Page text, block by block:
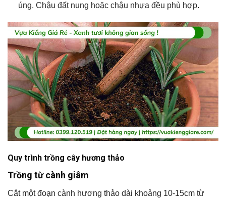
úng. Chậu đất nung hoặc chậu nhựa đều phù hợp.
Quy trình trồng cây hương thảo
Trồng từ cành giâm
Cắt một đoạn cành hương thảo dài khoảng 10-15cm từ